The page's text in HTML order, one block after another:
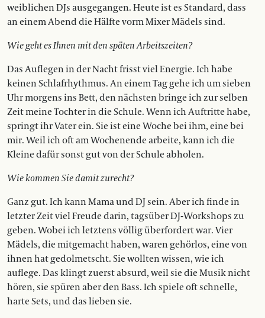
weiblichen DJs ausgegangen. Heute ist es Standard, dass
an einem Abend die Hälfte vorm Mixer Mädels sind.
Wie geht es Ihnen mit den späten Arbeitszeiten?
Das Auflegen in der Nacht frisst viel Energie. Ich habe
keinen Schlafrhythmus. An einem Tag gehe ich um sieben
Uhr morgens ins Bett, den nächsten bringe ich zur selben
Zeit meine Tochter in die Schule. Wenn ich Auftritte habe,
springt ihr Vater ein. Sie ist eine Woche bei ihm, eine bei
mir. Weil ich oft am Wochenende arbeite, kann ich die
Kleine dafür sonst gut von der Schule abholen.
Wie kommen Sie damit zurecht?
Ganz gut. Ich kann Mama und DJ sein. Aber ich finde in
letzter Zeit viel Freude darin, tagsüber DJ-Workshops zu
geben. Wobei ich letztens völlig überfordert war. Vier
Mädels, die mitgemacht haben, waren gehörlos, eine von
ihnen hat gedolmetscht. Sie wollten wissen, wie ich
auflege. Das klingt zuerst absurd, weil sie die Musik nicht
hören, sie spüren aber den Bass. Ich spiele oft schnelle,
harte Sets, und das lieben sie.